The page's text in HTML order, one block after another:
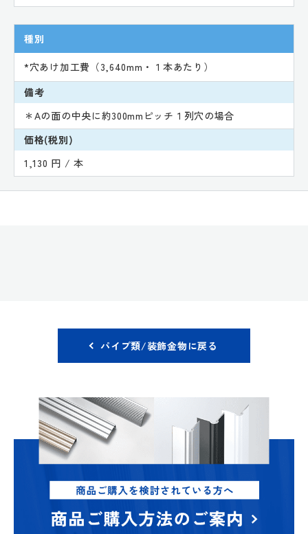
種別
*穴あけ加工費（3,640mm・１本あたり）
備考
＊Aの面の中央に約300mmピッチ１列穴の場合
価格(税別)
1,130 円 / 本
パイプ類/装飾金物に戻る